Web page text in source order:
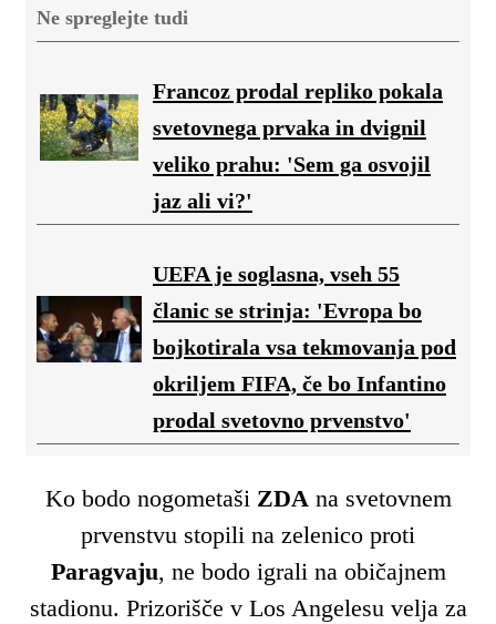
Ne spreglejte tudi
Francoz prodal repliko pokala
svetovnega prvaka in dvignil
veliko prahu: 'Sem ga osvojil
jaz ali vi?'
UEFA je soglasna, vseh 55
članic se strinja: 'Evropa bo
bojkotirala vsa tekmovanja pod
okriljem FIFA, če bo Infantino
prodal svetovno prvenstvo'
Ko bodo nogometaši ZDAna svetovnem
prvenstvu stopili na zelenico proti
Paragvaju, ne bodo igrali na običajnem
stadionu. Prizorišče v Los Angelesu velja za